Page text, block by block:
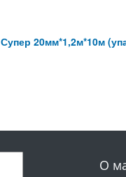
20мм*1,2м*10м
О